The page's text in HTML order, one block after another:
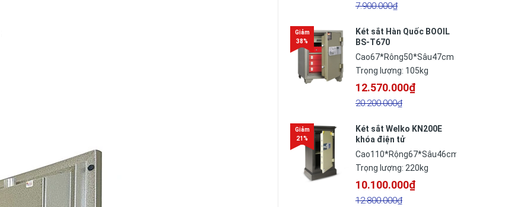
7.900.000₫
Két sắt Hàn Quốc BOOIL
BS-T670
Cao67*Rông50*Sâu47cm
Trọng lượng: 105kg
12.570.000₫
20.200.000₫
Két sắt Welko KN200E
khóa điện tử
Cao110*Rộng67*Sâu46cm
Trọng lượng: 220kg
10.100.000₫
12.800.000₫